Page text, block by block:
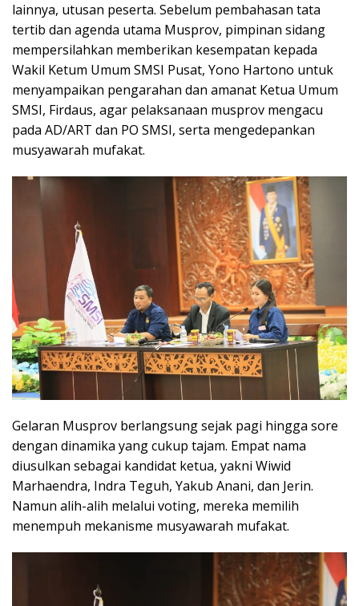
lainnya, utusan peserta. Sebelum pembahasan tata
tertib dan agenda utama Musprov, pimpinan sidang
mempersilahkan memberikan kesempatan kepada
Wakil Ketum Umum SMSI Pusat, Yono Hartono untuk
menyampaikan pengarahan dan amanat Ketua Umum
SMSI, Firdaus, agar pelaksanaan musprov mengacu
pada AD/ART dan PO SMSI, serta mengedepankan
musyawarah mufakat.
Gelaran Musprov berlangsung sejak pagi hingga sore
dengan dinamika yang cukup tajam. Empat nama
diusulkan sebagai kandidat ketua, yakni Wiwid
Marhaendra, Indra Teguh, Yakub Anani, dan Jerin.
Namun alih-alih melalui voting, mereka memilih
menempuh mekanisme musyawarah mufakat.